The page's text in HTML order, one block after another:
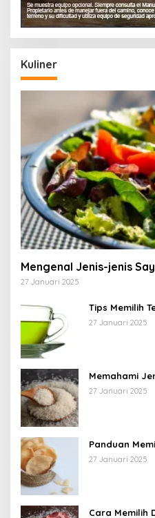
Kuliner
Mengenal Jenis-jenis
27 Januari 2025
Tips Memilih
27 Januari 2025
Memahami
27 Januari 2025
Panduan
27 Januari 2025
Cara Memilih